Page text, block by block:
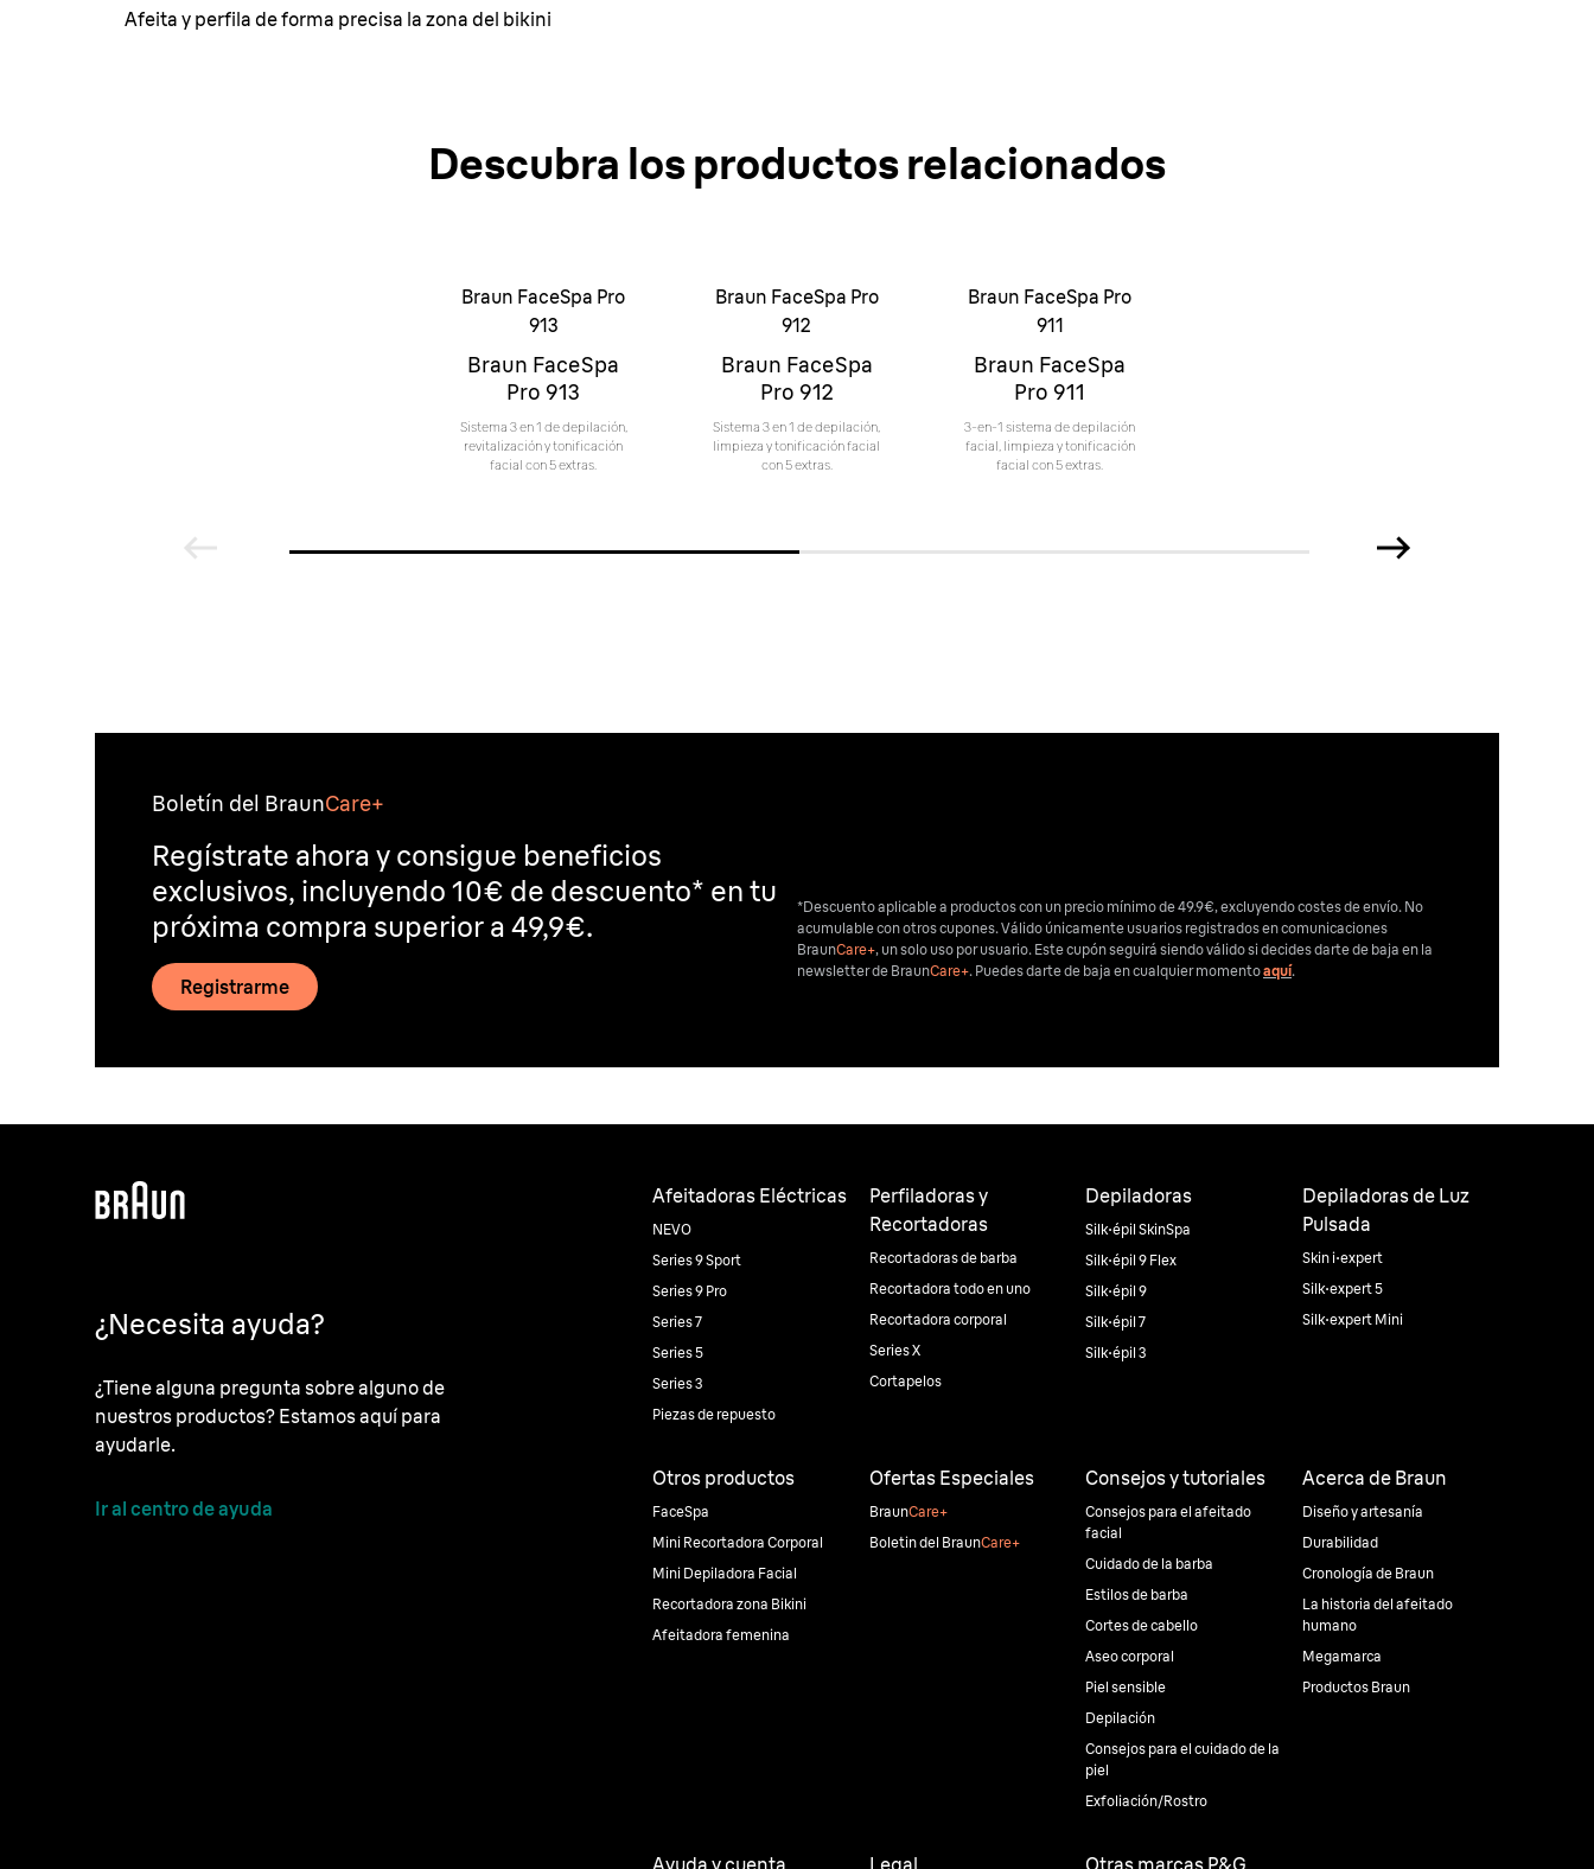
Afeita y perfila de forma precisa la zona del bikini
Descubra los productos relacionados
Braun FaceSpa Pro
913
Braun FaceSpa
Pro 913
Sistema 3 en 1 de depilación,
revitalización y tonificación
facial con 5 extras.
Braun FaceSpa Pro
912
Braun FaceSpa
Pro 912
Sistema 3 en 1 de depilación,
limpieza y tonificación facial
con 5 extras.
Braun FaceSpa Pro
911
Braun FaceSpa
Pro 911
3-en-1 sistema de depilación
facial, limpieza y tonificación
facial con 5 extras.
Boletín del BraunCare+
Regístrate ahora y consigue beneficios
exclusivos, incluyendo 10€ de descuento* en tu
próxima compra superior a 49,9€.
Registrarme
*Descuento aplicable a productos con un precio mínimo de 49.9€, excluyendo costes de envío. No
acumulable con otros cupones. Válido únicamente usuarios registrados en comunicaciones
BraunCare+, un solo uso por usuario. Este cupón seguirá siendo válido si decides darte de baja en la
newsletter de BraunCare+. Puedes darte de baja en cualquier momentoaquí.
¿Necesita ayuda?
¿Tiene alguna pregunta sobre alguno de
nuestros productos? Estamos aquí para
ayudarle.
Ir al centro de ayuda
Afeitadoras Eléctricas
NEVO
Series 9 Sport
Series 9 Pro
Series 7
Series 5
Series 3
Piezas de repuesto
Perfiladoras y
Recortadoras
Recortadoras de barba
Recortadora todo en uno
Recortadora corporal
Series X
Cortapelos
Depiladoras
Silk·épil SkinSpa
Silk·épil 9 Flex
Silk·épil 9
Silk·épil 7
Silk·épil 3
Depiladoras de Luz
Pulsada
Skin i·expert
Silk·expert 5
Silk·expert Mini
Otros productos
FaceSpa
Mini Recortadora Corporal
Mini Depiladora Facial
Recortadora zona Bikini
Afeitadora femenina
Ofertas Especiales
BraunCare+
Boletin del BraunCare+
Consejos y tutoriales
Consejos para el afeitado
facial
Cuidado de la barba
Estilos de barba
Cortes de cabello
Aseo corporal
Piel sensible
Depilación
Consejos para el cuidado de la
piel
Exfoliación/Rostro
Acerca de Braun
Diseño y artesanía
Durabilidad
Cronología de Braun
La historia del afeitado
humano
Megamarca
Productos Braun
Ayuda y cuenta Legal Otras marcas P&G